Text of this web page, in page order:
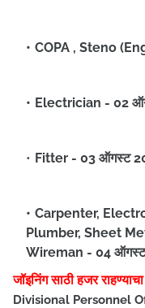
COPA , Steno
Electrician - 02
Fitter - 03 ऑगस्ट
Carpenter,
Plumber, Sheet
Wireman - 04
जॉइनिंग साठी हजर राहण्याचा
Divisional Personnel